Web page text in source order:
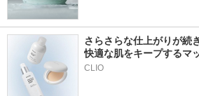
さらさらな仕上がりが続
快適な肌をキープするマ